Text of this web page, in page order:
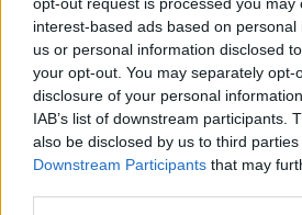
interest-based ads based on
us or personal information disclosed
your opt-out. You may separately opt-
disclosure of your personal
IAB’s list of downstream participants.
also be disclosed by us to third
Downstream Participants that may